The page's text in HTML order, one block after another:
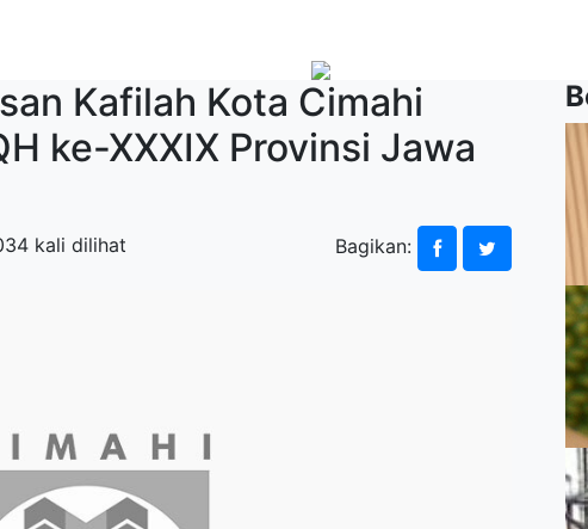
Kafilah Kota Cimahi
ke-XXXIX Provinsi Jawa
kali dilihat Bagikan: